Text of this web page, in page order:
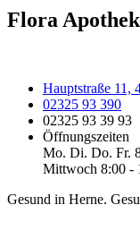
Flora
Hauptstraße 11,
02325 93 390
02325 93 39 93
Öffnungszeiten
Mo. Di. Do. Fr.
Mittwoch 8:00 -
Gesund in Herne.